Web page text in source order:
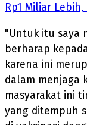
Rp1 Miliar
"Untuk itu saya
berharap
karena ini
dalam menjaga
masyarakat ini
yang ditempuh